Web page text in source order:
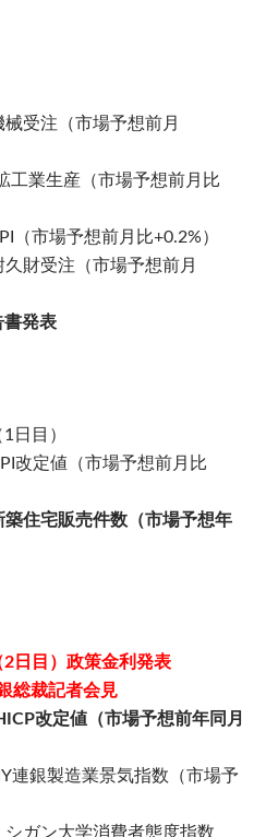
受注（市場予想前月
工業生産（市場予想前月比
市場予想前月比+0.2%）
財受注（市場予想前月
書発表
日目）
改定値（市場予想前月比
築住宅販売件数（市場予想年
日目）政策金利発表
総裁記者会見
改定値（市場予想前年同月
連銀製造業景気指数（市場予
ガン大学消費者態度指数